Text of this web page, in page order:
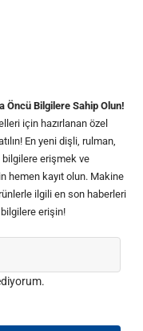
Öncü Bilgilere Sahip Olun!
için hazırlanan özel
En yeni dişli, rulman,
erişmek ve
hemen kayıt olun. Makine
ilgili en son haberleri
bilgilere erişin!